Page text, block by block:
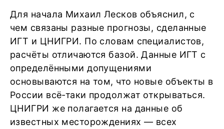
Для начала Михаил Лесков объяснил, с
чем связаны разные прогнозы, сделанные
ИГТ и ЦНИГРИ. По словам специалистов,
расчёты отличаются базой. Данные ИГТ с
определёнными допущениями
основываются на том, что новые объекты в
России всё-таки продолжат открываться.
ЦНИГРИ же полагается на данные об
известных месторождениях — всех